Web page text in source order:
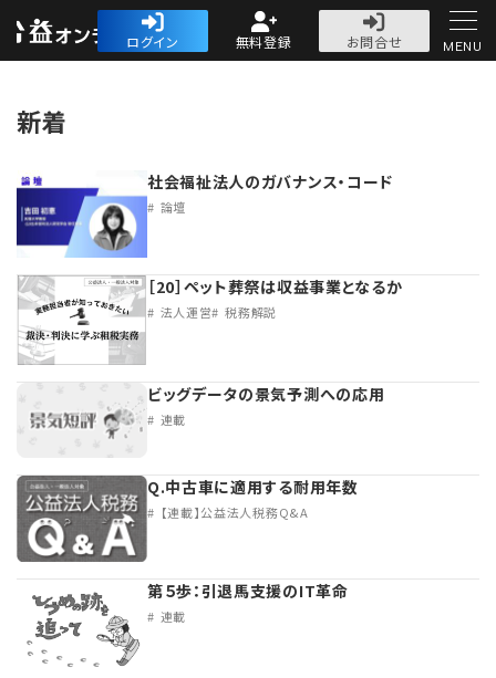
公益・一般法人オ
ログイン 無料登録
お問合せ
人気記事
法人運営
法人運営
理事会
評議員会・社員総会
理事・監事
評議員
登記関連
会計・税務
会計・税務
定期提出書類
会計処理
寄附
税務
労務
労務
労務管理
給与計算
法改正-労務
法務
法務
利益相反取引
個人情報
経営
経営
資産運用
連載
連載
【連載】公益法人制度のリアル
無料記事
MENU
新着
社会福祉法人のガバナンス・コード
論壇
［20］ペット葬祭は収益事業となるか
法人運営 税務解説
ビッグデータの景気予測への応用
連載
Q.中古車に適用する耐用年数
【連載】公益法人税務Q&A
第５歩：引退馬支援のIT革命
連載